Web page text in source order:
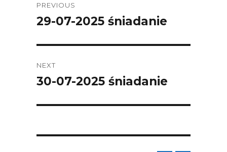
navigation
PREVIOUS
Previous
29-07-2025 śniadanie
NEXT
Next
30-07-2025 śniadanie